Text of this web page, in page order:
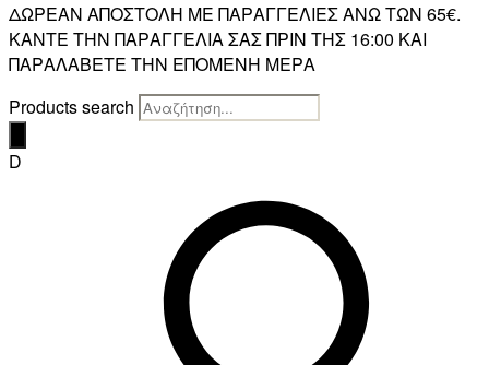
ΔΩΡΕΑΝ ΑΠΟΣΤΟΛΗ ΜΕ ΠΑΡΑΓΓΕΛΙΕΣ ΑΝΩ ΤΩΝ 65€.
ΚΑΝΤΕ ΤΗΝ ΠΑΡΑΓΓΕΛΙΑ ΣΑΣ ΠΡΙΝ ΤΗΣ 16:00 ΚΑΙ
ΠΑΡΑΛΑΒΕΤΕ ΤΗΝ ΕΠΟΜΕΝΗ ΜΕΡΑ
Products search
D